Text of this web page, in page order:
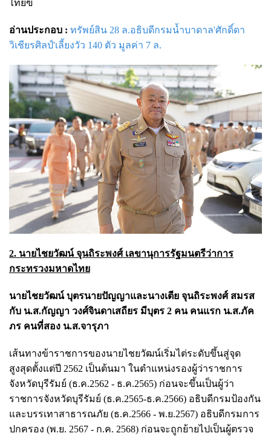
ไทยฃ
อ่านประกอบ : ทรัพย์สิน 28 ล.อธิบดีกรมน้ำบาดาล'ศักดิ์ดา
วิเชียรศิลป์'เลี้ยงวัว 140 ตัว มูลค่า 7 ล.
2. นายไชยวัฒน์ จุนถิระพงศ์ เลขานุการรัฐมนตรีว่าการ
กระทรวงมหาดไทย
นายไชยวัฒน์ บุตรนายปัญญาและนางเตีย จุนถิระพงศ์ สมรส
กับ น.ส.กัญญา วงศ์จินดาเสถียร มีบุตร 2 คน คนแรก น.ส.ภัค
ภร คนที่สอง น.ส.จารุภา
เส้นทางข้าราชการของนายไชยวัฒน์เริ่มไต่ระดับขึ้นสู่จุด
สูงสุดตั้งแต่ปี 2562 เป็นต้นมา ในตำแหน่งรองผู้ว่าราชการ
จังหวัดบุรีรัมย์ (ธ.ค.2562 - ธ.ค.2565) ก่อนจะขึ้นเป็นผู้ว่า
ราชการจังหวัดบุรีรัมย์ (ธ.ค.2565-ธ.ค.2566) อธิบดีกรมป้องกัน
และบรรเทาสาธารณภัย (ธ.ค.2566 - พ.ย.2567) อธิบดีกรมการ
ปกครอง (พ.ย. 2567 - ก.ค. 2568) ก่อนจะถูกย้ายไปเป็นผู้ตรวจ